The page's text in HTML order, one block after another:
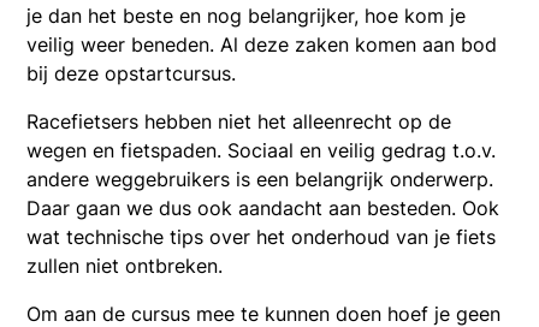
je dan het beste en nog belangrijker, hoe kom je
veilig weer beneden. Al deze zaken komen aan bod
bij deze opstartcursus.
Racefietsers hebben niet het alleenrecht op de
wegen en fietspaden. Sociaal en veilig gedrag t.o.v.
andere weggebruikers is een belangrijk onderwerp.
Daar gaan we dus ook aandacht aan besteden. Ook
wat technische tips over het onderhoud van je fiets
zullen niet ontbreken.
Om aan de cursus mee te kunnen doen hoef je geen